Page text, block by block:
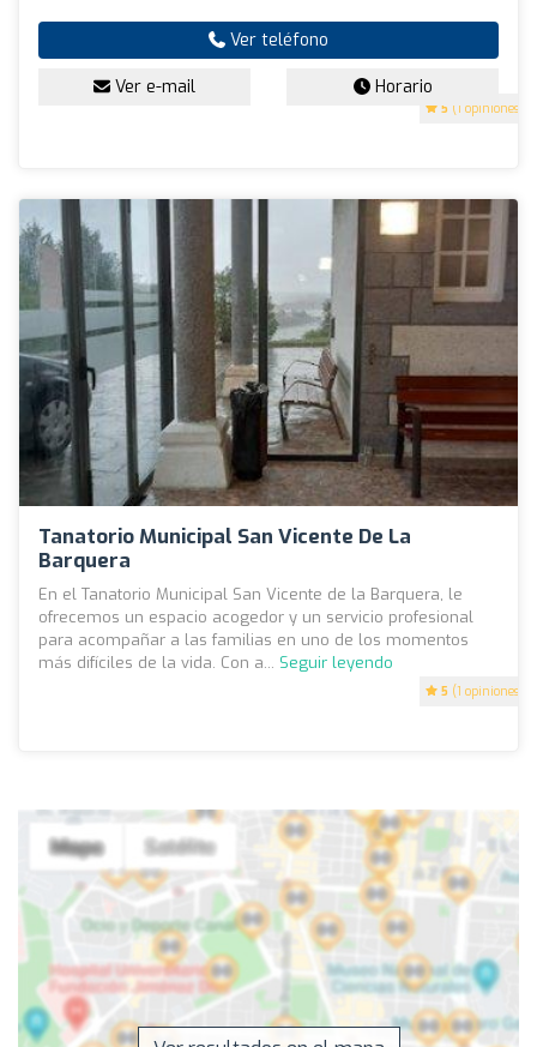
5 (1 opiniones)
Ver teléfono
Ver e-mail Horario
Tanatorio Municipal San Vicente De La
Barquera
5 (1 opiniones)
En el Tanatorio Municipal San Vicente de la Barquera, le
ofrecemos un espacio acogedor y un servicio profesional
para acompañar a las familias en uno de los momentos
más difíciles de la vida. Con a... Seguir leyendo